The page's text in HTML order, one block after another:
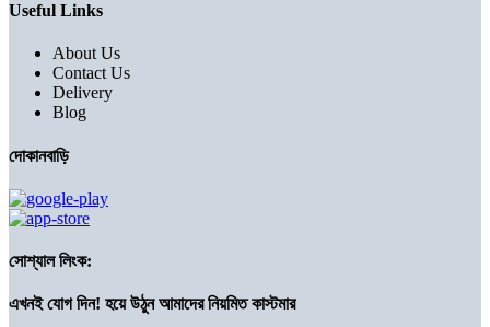
Useful Links
About Us
Contact Us
Delivery
Blog
দোকানবাড়ি
সোশ্যাল লিংক:
এখনই যোগ দিন! হয়ে উঠুন আমাদের নিয়মিত কাস্টমার